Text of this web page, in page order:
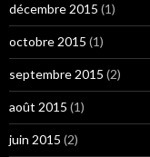
décembre 2015 (1)
octobre 2015 (1)
septembre 2015 (2)
août 2015 (1)
juin 2015 (2)